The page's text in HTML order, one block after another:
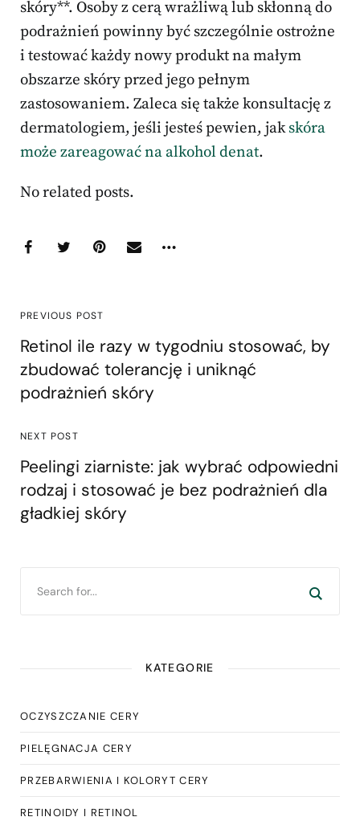
skóry**. Osoby z cerą wrażliwą lub skłonną do
podrażnień powinny być szczególnie ostrożne
i testować każdy nowy produkt na małym
obszarze skóry przed jego pełnym
zastosowaniem. Zaleca się także konsultację z
dermatologiem, jeśli jesteś pewien, jakskóra
może zareagować na alkohol denat.
No related posts.
PREVIOUS POST
Retinol ile razy w tygodniu stosować, by
zbudować tolerancję i uniknąć
podrażnień skóry
NEXT POST
Peelingi ziarniste: jak wybrać odpowiedni
rodzaj i stosować je bez podrażnień dla
gładkiej skóry
KATEGORIE
OCZYSZCZANIE CERY
PIELĘGNACJA CERY
PRZEBARWIENIA I KOLORYT CERY
RETINOIDY I RETINOL